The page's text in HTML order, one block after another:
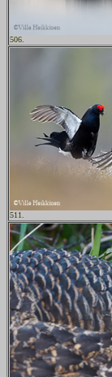
506.
511.